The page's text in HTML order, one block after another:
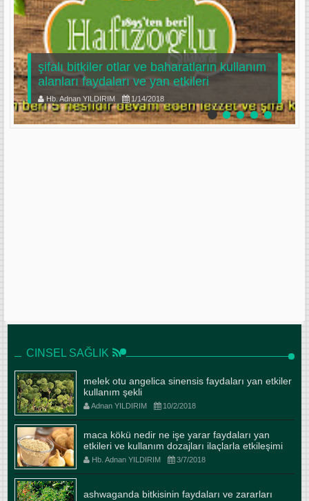
şifalı bitkiler otlar ve baharatların kullanım
alanları faydaları ve yan etkileri
Hb. Adnan YILDIRIM 1/14/2018
CINSEL SAĞLIK
melek otu angelica sinensis faydaları yan etkiler
kullanım şekli
Adnan YILDIRIM 10/2/2018
maca kökü nedir ne işe yarar faydaları yan
etkileri ve kullanım dozajları ilaçlarla etkileşimi
Hb. Adnan YILDIRIM 3/7/2018
ashwaganda bitkisinin faydaları ve zararları